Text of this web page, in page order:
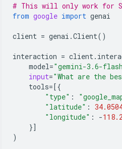
# This will only work for
from google import genai
client = genai .Client()
interaction = client.
model="gemini-3.6-
input="What are the
tools=[{
"type" :
"latitude" :
"longitude" : -
}]
)